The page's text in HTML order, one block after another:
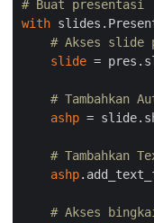
# Buat presentasi
with
# Akses slide
slide =
# Tambahkan
ashp =
# Tambahkan
ashp
# Akses